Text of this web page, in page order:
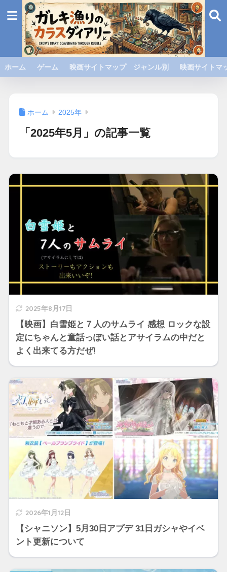
ホーム ゲーム 映画サイトマップ ジャンル別 映画サイト
ホーム 2025年
「2025年5月」の記事一覧
2025年8月17日
【映画】白雪姫と７人のサムライ 感想 ロックな設
定にちゃんと童話っぽい話とアサイラムの中だと
よく出来てる方だぜ!
2026年1月12日
【シャニソン】5月30日アプデ 31日ガシャやイベ
ント更新について